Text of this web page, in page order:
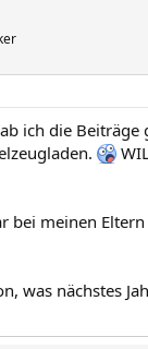
ich die Beiträge
bei meinen
was nächstes